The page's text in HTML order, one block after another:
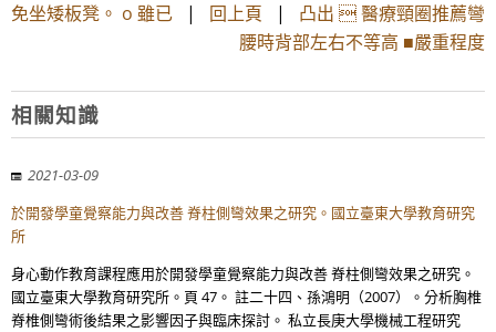
免坐矮板凳。 o 雖已 | 回上頁 | 凸出  醫療頸圈推薦彎
腰時背部左右不等高 ■嚴重程度
相關知識
2021-03-09
於開發學童覺察能力與改善 脊柱側彎效果之研究。國立臺東大學教育研究
所
身心動作教育課程應用於開發學童覺察能力與改善 脊柱側彎效果之研究。
國立臺東大學教育研究所。頁 47。 註二十四、孫鴻明（2007）。分析胸椎
脊椎側彎術後結果之影響因子與臨床探討。 私立長庚大學機械工程研究